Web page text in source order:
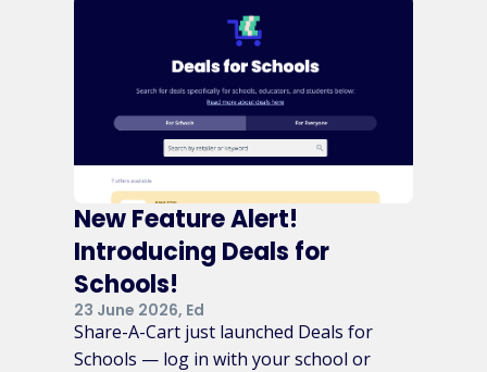
New Feature Alert!
Introducing Deals for
Schools!
23 June 2026, Ed
Share-A-Cart just launched Deals for
Schools — log in with your school or